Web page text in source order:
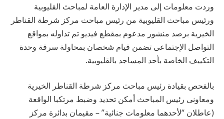
وردت معلومات إلى مدير الإدارة العامة لمباحث القليوبية
ورئيس مباحث القليوبية من رئيس مباحث مركز شرطة القناطر
الخيرية برصد منشور مدعوم بمقطع فيديو تم تداوله بمواقع
التواصل الإجتماعى تضمن قيام شخصان بمحاولة سرقة وحدة
التكييف الخاصة بأحد المساجد بالقليوبية.
بالفحص بقيادة رئيس مباحث مركز شرطة القناطر الخيرية
ومعاونى رئيس المباحث أمكن تحديد وضبط مرتكبا الواقعة
(عاطلان “لأحدهما معلومات جنائية” – مقيمان بدائرة مركز